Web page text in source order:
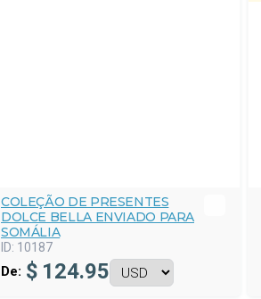
COLEÇÃO DE PRESENTES
DOLCE BELLA ENVIADO PARA
SOMÁLIA
ID: 10187
De: $ 124.95